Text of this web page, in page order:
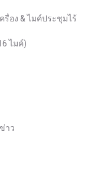
รื่อง & ไมค์ประชุมไร้
ไมค์)
าว